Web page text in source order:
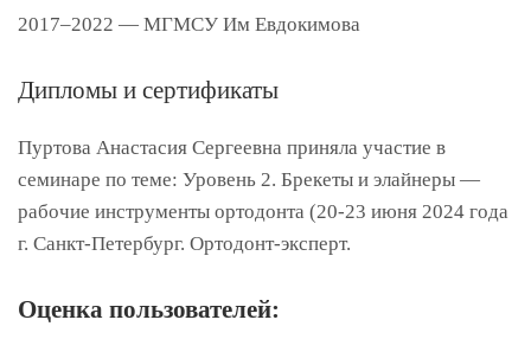
2017–2022 — МГМСУ Им Евдокимова
Дипломы и сертификаты
Пуртова Анастасия Сергеевна приняла участие в
семинаре по теме: Уровень 2. Брекеты и элайнеры —
рабочие инструменты ортодонта (20-23 июня 2024 года
г. Санкт-Петербург. Ортодонт-эксперт.
Оценка пользователей: